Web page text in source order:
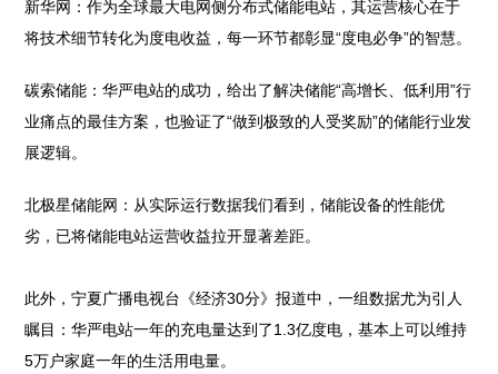
新华网：作为全球最大电网侧分布式储能电站，其运营核心在于
将技术细节转化为度电收益，每一环节都彰显“度电必争”的智慧。
碳索储能：华严电站的成功，给出了解决储能“高增长、低利用”行
业痛点的最佳方案，也验证了“做到极致的人受奖励”的储能行业发
展逻辑。
北极星储能网：从实际运行数据我们看到，储能设备的性能优
劣，已将储能电站运营收益拉开显著差距。
此外，宁夏广播电视台《经济30分》报道中，一组数据尤为引人
瞩目：华严电站一年的充电量达到了1.3亿度电，基本上可以维持
5万户家庭一年的生活用电量。